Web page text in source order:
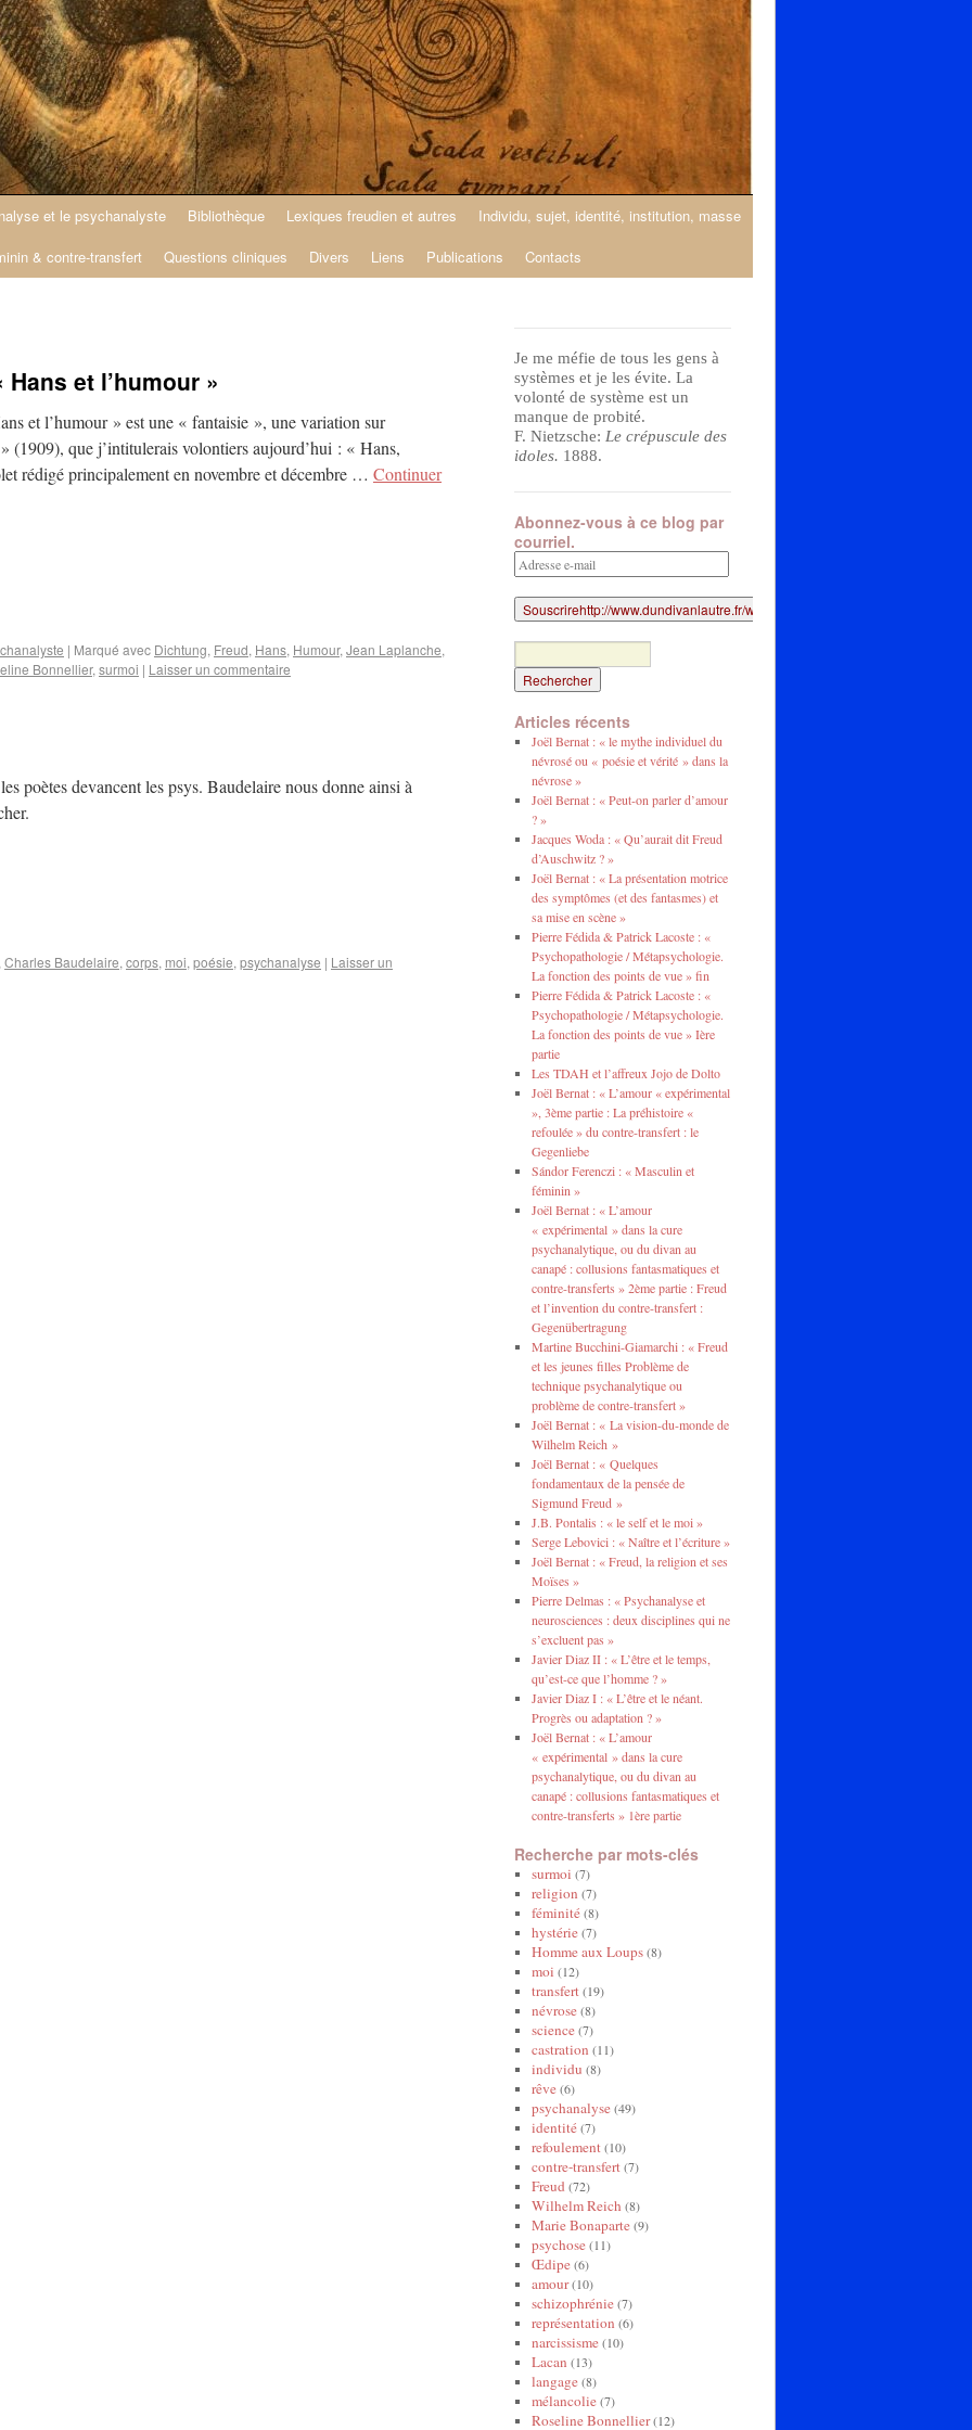
et le psychanalyste Bibliothèque Lexiques freudien et autres
Individu, sujet, identité, institution, masse
& contre-transfert
Questions cliniques Divers Liens Publications Contacts
et l’humour »
et l’humour » est une « fantaisie », une variation sur
(1909), que j’intitulerais volontiers aujourd’hui : « Hans,
rédigé principalement en novembre et décembre … Continuer
| Marqué avec Dichtung, Freud, Hans, Humour, Jean Laplanche,
Bonnellier, surmoi | Laisser un commentaire
poètes devancent les psys. Baudelaire nous donne ainsi à
Charles Baudelaire, corps, moi, poésie, psychanalyse | Laisser un
Je me méfie de tous les gens à
systèmes et je les évite. La
volonté de système est un
manque de probité.
F. Nietzsche: Le crépuscule des
idoles. 1888.
Abonnez-vous à ce blog par
courriel.
Adresse
e-
mail
Articles récents
Joël Bernat : « le mythe individuel du
névrosé ou « poésie et vérité » dans la
névrose »
Joël Bernat : « Peut-on parler d’amour
? »
Jacques Woda : « Qu’aurait dit Freud
d’Auschwitz ? »
Joël Bernat : « La présentation motrice
des symptômes (et des fantasmes) et
sa mise en scène »
Pierre Fédida & Patrick Lacoste : «
Psychopathologie / Métapsychologie.
La fonction des points de vue » fin
Pierre Fédida & Patrick Lacoste : «
Psychopathologie / Métapsychologie.
La fonction des points de vue » Ière
partie
Les TDAH et l’affreux Jojo de Dolto
Joël Bernat : « L’amour « expérimental
», 3ème partie : La préhistoire «
refoulée » du contre-transfert : le
Gegenliebe
Sándor Ferenczi : « Masculin et
féminin »
Joël Bernat : « L’amour
« expérimental » dans la cure
psychanalytique, ou du divan au
canapé : collusions fantasmatiques et
contre-transferts » 2ème partie : Freud
et l’invention du contre-transfert :
Gegenübertragung
Martine Bucchini-Giamarchi : « Freud
et les jeunes filles Problème de
technique psychanalytique ou
problème de contre-transfert »
Joël Bernat : « La vision-du-monde de
Wilhelm Reich »
Joël Bernat : « Quelques
fondamentaux de la pensée de
Sigmund Freud »
J.B. Pontalis : « le self et le moi »
Serge Lebovici : « Naître et l’écriture »
Joël Bernat : « Freud, la religion et ses
Moïses »
Pierre Delmas : « Psychanalyse et
neurosciences : deux disciplines qui ne
s’excluent pas »
Javier Diaz II : « L’être et le temps,
qu’est-ce que l’homme ? »
Javier Diaz I : « L’être et le néant.
Progrès ou adaptation ? »
Joël Bernat : « L’amour
« expérimental » dans la cure
psychanalytique, ou du divan au
canapé : collusions fantasmatiques et
contre-transferts » 1ère partie
Recherche par mots-clés
surmoi (7)
religion (7)
féminité(8)
hystérie(7)
Homme aux Loups(8)
moi (12)
transfert(19)
névrose(8)
science(7)
castration (11)
individu (8)
rêve(6)
psychanalyse(49)
identité(7)
refoulement(10)
contre-transfert(7)
Freud (72)
Wilhelm Reich (8)
Marie Bonaparte(9)
psychose(11)
Œdipe(6)
amour(10)
schizophrénie(7)
représentation (6)
narcissisme(10)
Lacan (13)
langage(8)
mélancolie(7)
Roseline Bonnellier(12)